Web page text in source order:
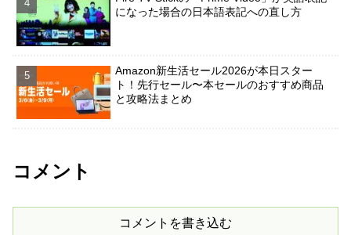
になった場合の日本語表記への直し方
Amazon新生活セール2026が本日スター
ト！先行セール〜本セールのおすすめ商品
と攻略法まとめ
コメント
コメントを書き込む